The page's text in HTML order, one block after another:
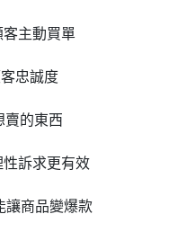
主動買單
忠誠度
賣的東西
訴求更有效
讓商品變爆款